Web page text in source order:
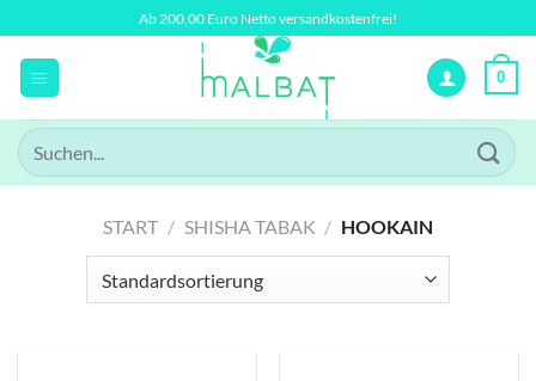
Inhalt
springen
Ab 200,00 Euro Netto versandkostenfrei!
0
Suchen
nach:
START / SHISHA TABAK / HOOKAIN